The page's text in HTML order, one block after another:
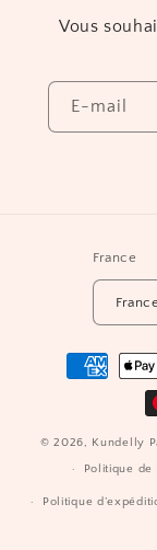
Vous
E-mail
France
Moyens
© 2026, Kundelly
Politique de
Politique